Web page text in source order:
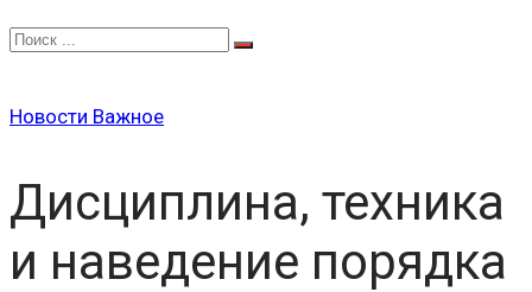
Новости Важное
Дисциплина, техника
и наведение порядка